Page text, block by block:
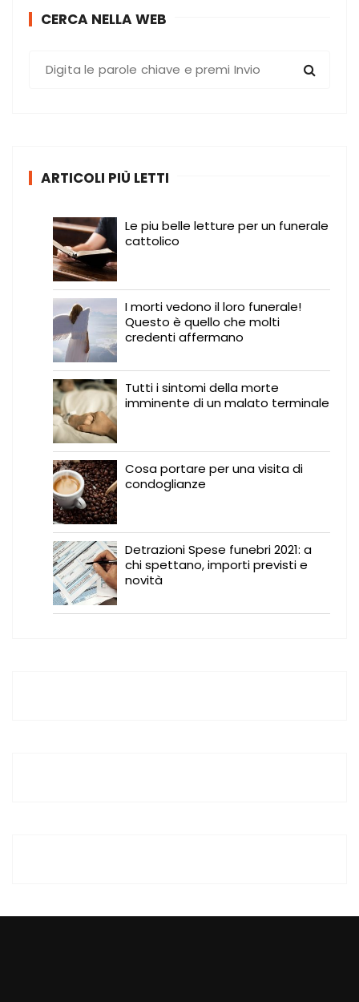
CERCA NELLA WEB
ARTICOLI PIÙ LETTI
Le piu belle letture per un funerale
cattolico
I morti vedono il loro funerale!
Questo è quello che molti
credenti affermano
Tutti i sintomi della morte
imminente di un malato terminale
Cosa portare per una visita di
condoglianze
Detrazioni Spese funebri 2021: a
chi spettano, importi previsti e
novità